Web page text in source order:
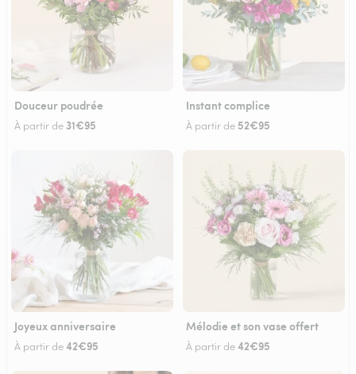
Douceur poudrée
À partir de 31€95
Instant complice
À partir de 52€95
Joyeux anniversaire
À partir de42€95
Mélodie et son vase offert
À partir de42€95